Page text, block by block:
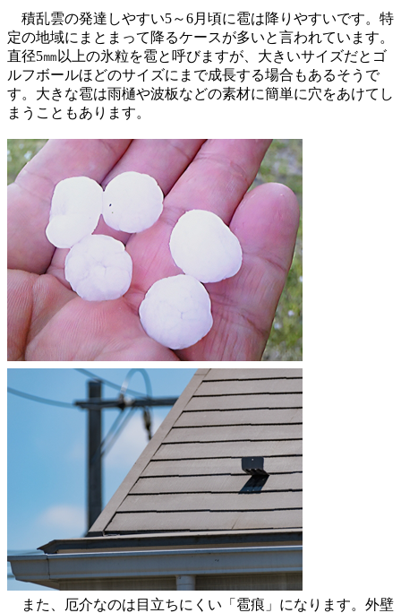
積乱雲の発達しやすい5～6月頃に雹は降りやすいです。特
定の地域にまとまって降るケースが多いと言われています。
直径5㎜以上の氷粒を雹と呼びますが、大きいサイズだとゴ
ルフボールほどのサイズにまで成長する場合もあるそうで
す。大きな雹は雨樋や波板などの素材に簡単に穴をあけてし
まうこともあります。
また、厄介なのは目立ちにくい「雹痕」になります。外壁